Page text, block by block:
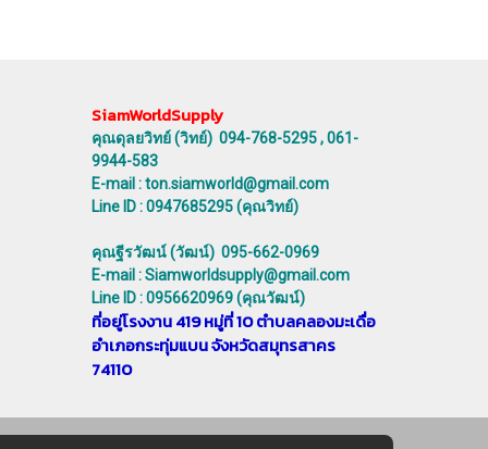
SiamWorldSupply
คุณดุลยวิทย์ (วิทย์) 094-768-5295 , 061-
9944-583
E-mail : ton.siamworld@gmail.com
Line ID : 0947685295 (คุณวิทย์)
คุณฐีรวัฒน์ (วัฒน์) 095-662-0969
E-mail : Siamworldsupply@gmail.com
Line ID : 0956620969 (คุณวัฒน์)
ที่อยู่โรงงาน 419 หมู่ที่ 10 ตำบลคลองมะเดื่อ
อำเภอกระทุ่มแบน จังหวัดสมุทรสาคร
74110